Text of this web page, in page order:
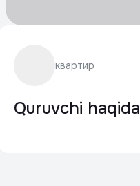
квартир
Quruvchi haqida